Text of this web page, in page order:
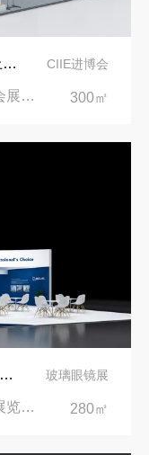
埃克森美孚公司在第三届进博会上展示非凡的展台搭建设计 CIIE进博会
第三届中国国际进口博览会|国家会展中心 300㎡
德国展览设计搭建 | 见证精工登场玻璃工业展览会 Glasstec 2024 玻璃眼镜展
2024年德国杜塞尔多夫玻璃工业展览会Glasstec|德国杜塞尔多夫会展中心 280㎡